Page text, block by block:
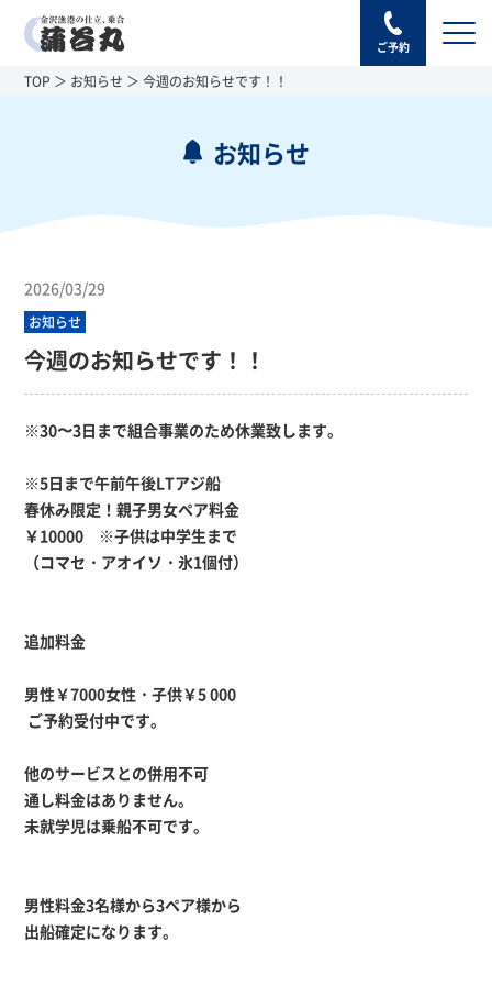
ご予約
TOP お知らせ 今週のお知らせです！！
お知らせ
2026/03/29
お知らせ
今週のお知らせです！！
※30〜3日まで組合事業のため休業致します。
※5日まで午前午後LTアジ船
春休み限定！親子男女ペア料金
￥10000 ※子供は中学生まで
（コマセ・アオイソ・氷1個付）
追加料金
男性￥7000女性・子供￥5 000
ご予約受付中です。
他のサービスとの併用不可
通し料金はありません。
未就学児は乗船不可です。
男性料金3名様から3ペア様から
出船確定になります。